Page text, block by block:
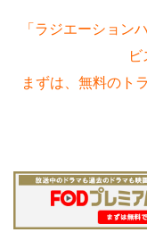
「ラジエーション
ビ
まずは、無料のト